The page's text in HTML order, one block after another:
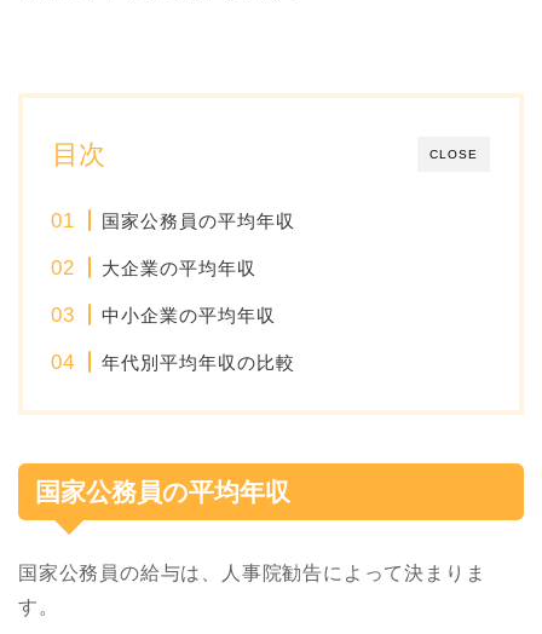
CLOSE
目次
国家公務員の平均年収
大企業の平均年収
中小企業の平均年収
年代別平均年収の比較
国家公務員の平均年収
国家公務員の給与は、人事院勧告によって決まりま
す。